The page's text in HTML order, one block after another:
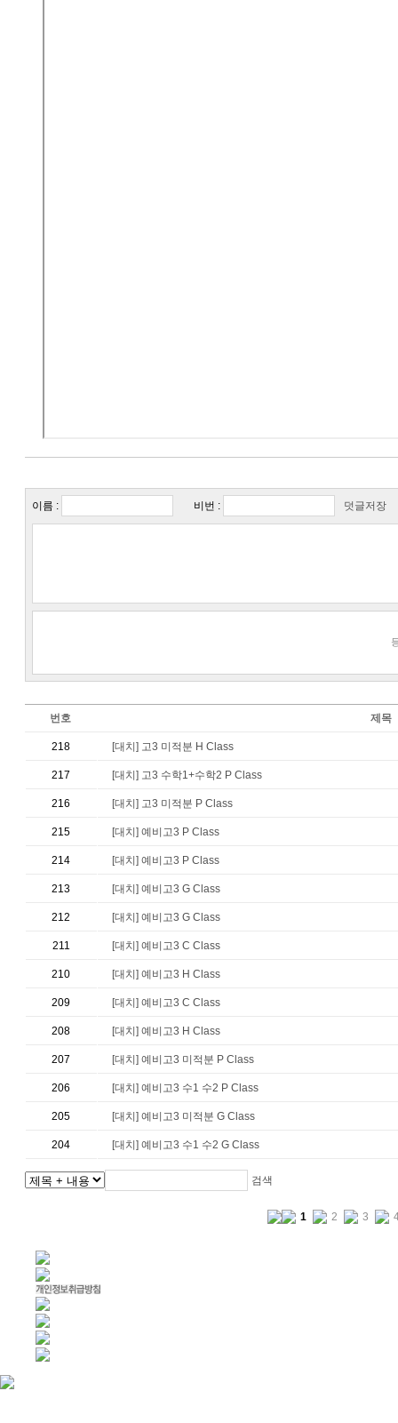
이름 : 비번 : 덧글저장
번호 제목
218 [대치] 고3 미적분 H Class
217 [대치] 고3 수학1+수학2 P Class
216 [대치] 고3 미적분 P Class
215 [대치] 예비고3 P Class
214 [대치] 예비고3 P Class
213 [대치] 예비고3 G Class
212 [대치] 예비고3 G Class
211 [대치] 예비고3 C Class
210 [대치] 예비고3 H Class
209 [대치] 예비고3 C Class
208 [대치] 예비고3 H Class
207 [대치] 예비고3 미적분 P Class
206 [대치] 예비고3 수1 수2 P Class
205 [대치] 예비고3 미적분 G Class
204 [대치] 예비고3 수1 수2 G Class
검색
1 2 3